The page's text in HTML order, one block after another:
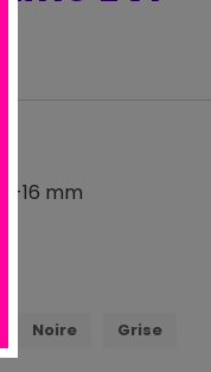
16 mm
Noire Grise